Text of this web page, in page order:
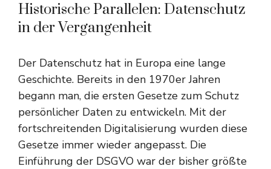
Historische Parallelen: Datenschutz
in der Vergangenheit
Der Datenschutz hat in Europa eine lange
Geschichte. Bereits in den 1970er Jahren
begann man, die ersten Gesetze zum Schutz
persönlicher Daten zu entwickeln. Mit der
fortschreitenden Digitalisierung wurden diese
Gesetze immer wieder angepasst. Die
Einführung der DSGVO war der bisher größte